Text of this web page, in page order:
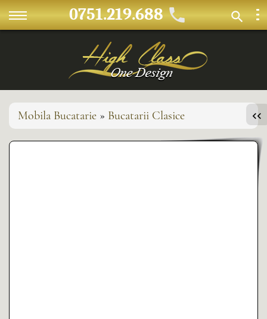
0751.219.688
Mobila Bucatarie » Bucatarii Clasice